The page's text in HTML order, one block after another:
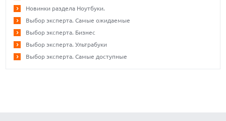
Новинки раздела Ноутбуки.
Выбор эксперта. Самые ожидаемые
Выбор эксперта. Бизнес
Выбор эксперта. Ультрабуки
Выбор эксперта. Самые доступные